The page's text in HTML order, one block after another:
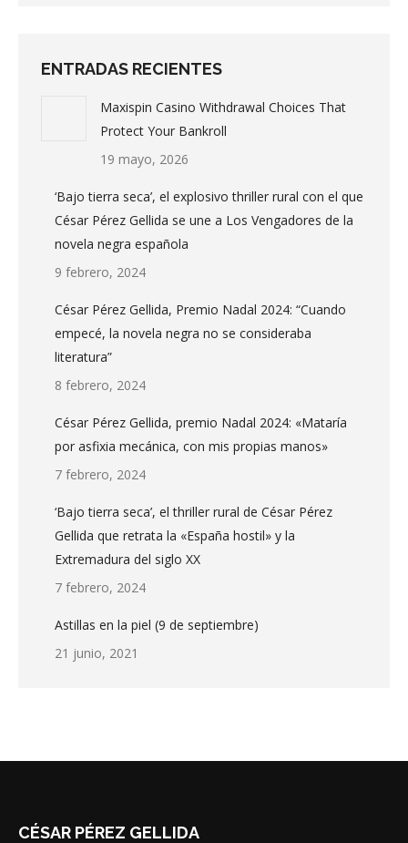
ENTRADAS RECIENTES
Maxispin Casino Withdrawal Choices That
Protect Your Bankroll
19 mayo, 2026
‘Bajo tierra seca’, el explosivo thriller rural con el que
César Pérez Gellida se une a Los Vengadores de la
novela negra española
9 febrero, 2024
César Pérez Gellida, Premio Nadal 2024: “Cuando
empecé, la novela negra no se consideraba
literatura”
8 febrero, 2024
César Pérez Gellida, premio Nadal 2024: «Mataría
por asfixia mecánica, con mis propias manos»
7 febrero, 2024
‘Bajo tierra seca’, el thriller rural de César Pérez
Gellida que retrata la «España hostil» y la
Extremadura del siglo XX
7 febrero, 2024
Astillas en la piel (9 de septiembre)
21 junio, 2021
CÉSAR PÉREZ GELLIDA